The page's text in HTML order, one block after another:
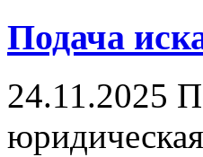
Подача
24.11.2025